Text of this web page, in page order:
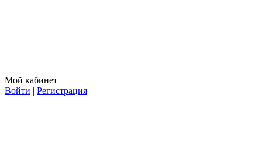
Мой кабинет
Войти | Регистрация